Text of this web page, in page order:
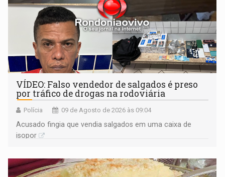
VÍDEO: Falso vendedor de salgados é preso
por tráfico de drogas na rodoviária
Polícia 09 de Agosto de 2026 às 09:04
Acusado fingia que vendia salgados em uma caixa de
isopor